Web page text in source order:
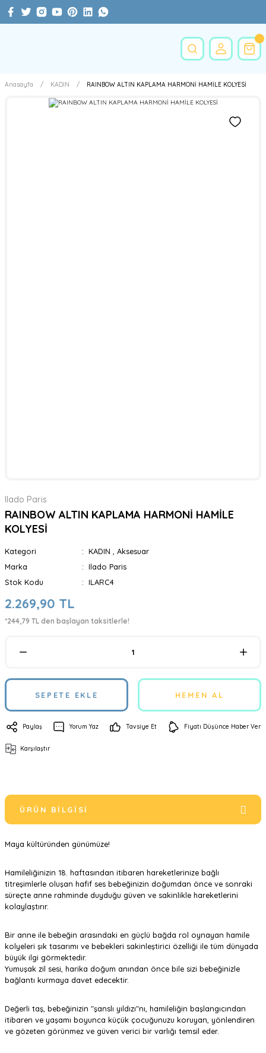
Anasayfa KADIN RAINBOW ALTIN KAPLAMA HARMONİ HAMİLE KOLYESİ
Ilado Paris
RAINBOW ALTIN KAPLAMA HARMONİ HAMİLE
KOLYESİ
Kategori KADIN
Aksesuar
Marka
Ilado Paris
Stok Kodu
ILARC4
2.269,90 TL
*244,79 TL den başlayan taksitlerle!
SEPETE EKLE HEMEN AL
Paylaş Yorum Yaz Tavsiye Et Fiyatı Düşünce Haber Ver
Karşılaştır
ÜRÜN BILGISI
Maya kültüründen günümüze!
Hamileliğinizin 18. haftasından itibaren hareketlerinize bağlı
titreşimlerle oluşan hafif ses bebeğinizin doğumdan önce ve sonraki
süreçte anne rahminde duyduğu güven ve sakinlikle hareketlerini
kolaylaştırır.
Bir anne ile bebeğin arasındaki en güçlü bağda rol oynayan hamile
kolyeleri şık tasarımı ve bebekleri sakinleştirici özelliği ile tüm dünyada
büyük ilgi görmektedir.
Yumuşak zil sesi, harika doğum anından önce bile sizi bebeğinizle
bağlantı kurmaya davet edecektir.
Değerli taş, bebeğinizin "şanslı yıldızı"nı, hamileliğin başlangıcından
itibaren ve yaşamı boyunca küçük çocuğunuzu koruyan, yönlendiren
ve gözeten görünmez ve güven verici bir varlığı temsil eder.